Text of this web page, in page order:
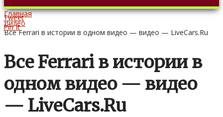
Главная
Видео
Все Ferrari в истории в одном видео — видео — LiveCars.Ru
Все Ferrari в истории в
одном видео — видео
— LiveCars.Ru
Tweet
Pin It